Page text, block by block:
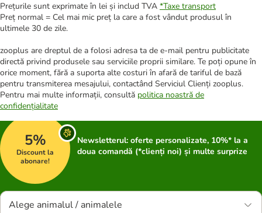
Prețurile sunt exprimate în lei și includ TVA *Taxe transport
Preț normal = Cel mai mic preț la care a fost vândut produsul în
ultimele 30 de zile.
zooplus are dreptul de a folosi adresa ta de e-mail pentru publicitate
directă privind produsele sau serviciile proprii similare. Te poți opune în
orice moment, fără a suporta alte costuri în afară de tariful de bază
pentru transmiterea mesajului, contactând Serviciul Clienți zooplus.
Pentru mai multe informații, consultă politica noastră de
confidențialitate
5%
Discount la
abonare!
Newsletterul: oferte personalizate, 10%* la a
doua comandă (*clienți noi) și multe surprize
Alege animalul / animalele